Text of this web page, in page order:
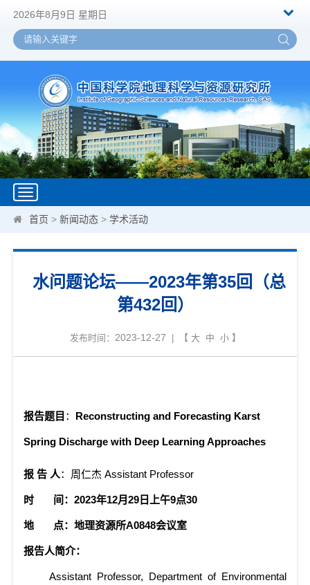
2026年8月9日 星期日
Toggle
navigation
首页 >新闻动态 >学术活动
水问题论坛——2023年第35回（总
第432回）
发布时间： 2023-12-27 | 【 大 中 小】
报告题目 ： Reconstructing and Forecasting Karst
Spring Discharge with Deep Learning Approaches
报 告 人： 周仁杰 Assistant Professor
时 间：2023年12月29 日 上午9点30
地 点：地理资源所A0848会议室
报告人简介：
Assistant Professor, Department of Environmental